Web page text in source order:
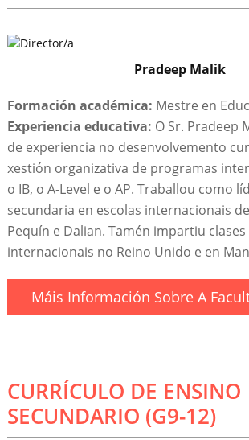
Pradeep Malik
Formación académica: Mestre en
Experiencia educativa: O Sr. Pradeep
de experiencia no desenvolvemento
xestión organizativa de programas
o IB, o A-Level e o AP. Traballou como
secundaria en escolas internacionais
Pequín e Dalian. Tamén impartiu
internacionais no Reino Unido e en
Máis Información Sobre A
CURRÍCULO DE ENSINO
SECUNDARIO (G9-12)